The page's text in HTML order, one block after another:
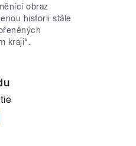
obraz
historii stále
kraji“.